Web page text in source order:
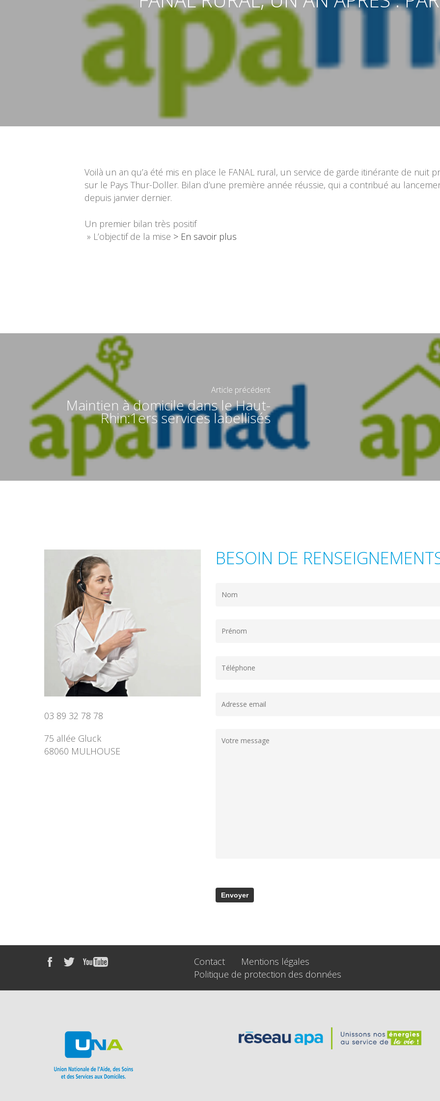
Validez pour lancer la recherche
Voilà un an qu’a été mis en place le FANAL rural, un service de garde itinérante de nuit
sur le Pays Thur-Doller. Bilan d’une première année réussie, qui a contribué au
depuis janvier dernier.
Un premier bilan très positif
» L’objectif de la mise > En savoir plus
Article précédent
Maintien à domicile dans le Haut-
Rhin:1ers services labellisés
03 89 32 78 78
75 allée Gluck
68060 MULHOUSE
BESOIN DE
Contact
Mentions légales
Politique de protection des données